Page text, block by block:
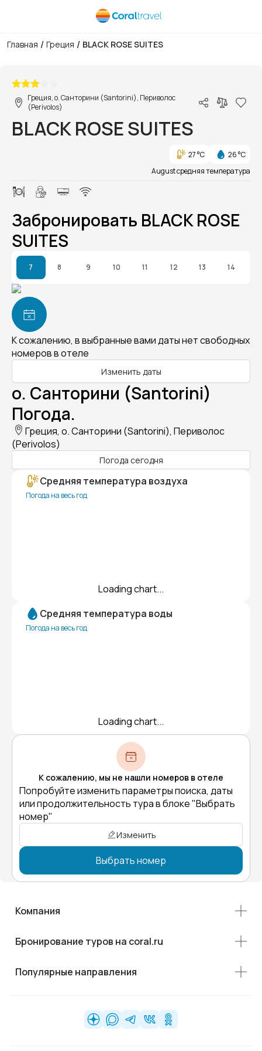
Главная / Греция / BLACK ROSE SUITES
Греция, о. Санторини (Santorini), Периволос
(Perivolos)
BLACK ROSE SUITES
27 °C
26 °C
August средняя температура
Забронировать BLACK ROSE
SUITES
7 8 9 10 11 12 13 14
К сожалению, в выбранные вами даты нет свободных
номеров в отеле
Изменить даты
о. Санторини (Santorini)
Погода.
Греция, о. Санторини (Santorini), Периволос
(Perivolos)
Погода сегодня
Средняя температура воздуха
Погода на весь год
Loading chart...
Средняя температура воды
Погода на весь год
Loading chart...
К сожалению, мы не нашли номеров в отеле
Попробуйте изменить параметры поиска, даты
или продолжительность тура в блоке "Выбрать
номер"
Изменить
Выбрать номер
Компания
Бронирование туров на coral.ru
Популярные направления